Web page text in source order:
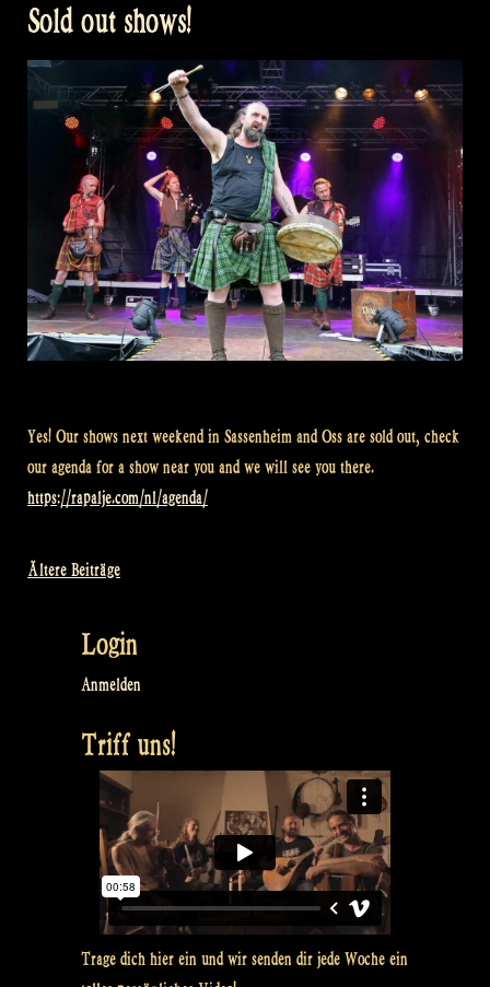
Sold out shows!
Yes! Our shows next weekend in Sassenheim and Oss are sold out, check
our agenda for a show near you and we will see you there.
https://rapalje.com/nl/agenda/
Beitragsnavigation
Ältere Beiträge
Login
Anmelden
Triff uns!
Trage dich hier ein und wir senden dir jede Woche ein